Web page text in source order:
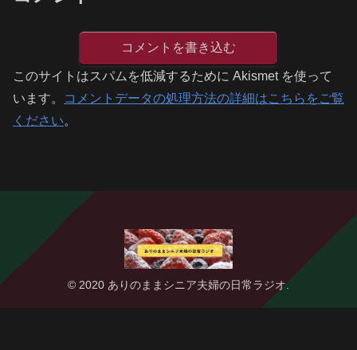
コメントを書き込む
このサイトはスパムを低減するために Akismet を使って
います。
コメントデータの処理方法の詳細はこちらをご覧
ください。
© 2020 ありのままシニア夫婦の日常ラジオ.